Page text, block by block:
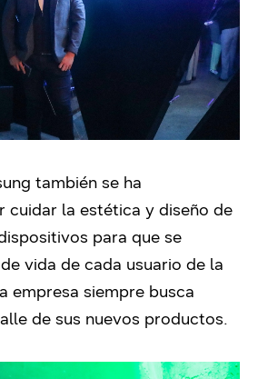
también se ha
cuidar la estética y diseño de
para que se
vida de cada usuario de la
empresa siempre busca
de sus nuevos productos.